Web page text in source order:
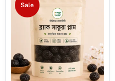
Sale